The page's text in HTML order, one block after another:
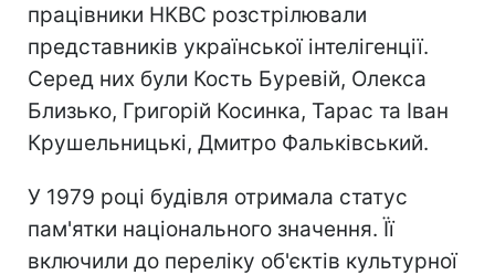
працівники НКВС розстрілювали
представників української інтелігенції.
Серед них були Кость Буревій, Олекса
Близько, Григорій Косинка, Тарас та Іван
Крушельницькі, Дмитро Фальківський.
У 1979 році будівля отримала статус
пам'ятки національного значення. Її
включили до переліку об'єктів культурної